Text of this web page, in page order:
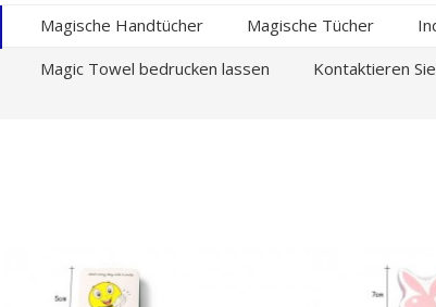
Magische Handtücher Magische Tücher
Magic Towel bedrucken lassen
Kontaktieren